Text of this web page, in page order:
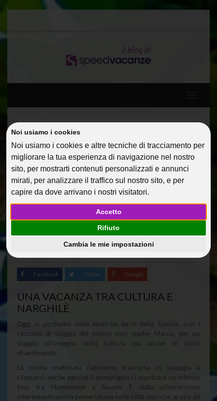
Noi usiamo i cookies
Noi usiamo i cookies e altre tecniche di tracciamento per
migliorare la tua esperienza di navigazione nel nostro
sito, per mostrarti contenuti personalizzati e annunci
mirati, per analizzare il traffico sul nostro sito, e per
capire da dove arrivano i nostri visitatori.
Accetto
Rifiuto
Cambia le mie impostazioni
Home
MSC DIVINA 5*
Diario di viaggio in Tunisia – Marco
DIARIO DI VIAGGIO IN
TUNISIA – MARCO
30 Giu 2013
Diario di viaggio: Spagna, Baleari e Francia a bordo di
MSC DIVINA 5*
Facebook Twitter Google
UNA VACANZA TRA CULTURA E
NARGHILÈ
Oggi vi portiamo nelle esotiche terre della Tunisia, con i
racconti di viaggio del nostro tour leader Marco, per un
viaggio all'insegna della cultura ma anche di tanto
divertimento.
La prima mattinata l’abbiamo trascorsa in spiaggia a
rilassarci, anche perché il pomeriggio ci aspettava un intenso
tour tra Hammamet e Sousse. È stata un’escursione
interessante quella pomeridiana nelle città storiche, grazie all